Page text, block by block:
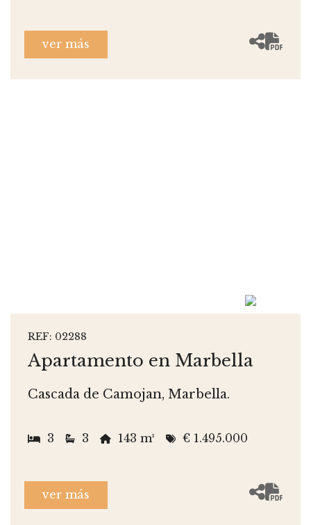
ver más
REF: 02288
Apartamento en Marbella
Cascada de Camojan, Marbella.
3 3 143 m² € 1.495.000
ver más